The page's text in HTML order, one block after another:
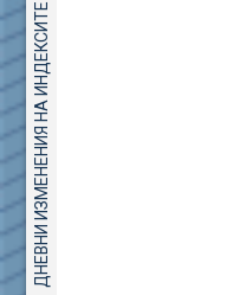
ДНЕВНИ ИЗМЕНЕНИЯ НА ИНДЕКСИТЕ